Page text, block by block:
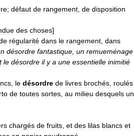
; défaut de rangement de disposition
des choses]
régularité dans le rangement dans
désordre fantastique un remueménage
le désordre il y a une essentielle inimitié
le désordre de livres brochés roulés
de toutes sortes au milieu desquels un
chargés de fruits et des lilas blancs et